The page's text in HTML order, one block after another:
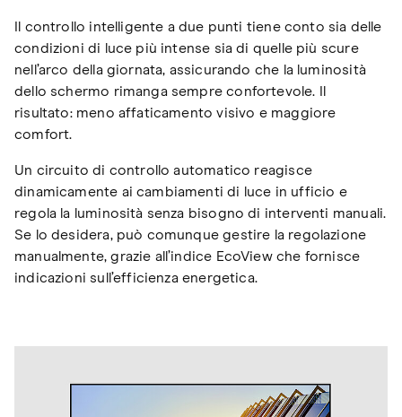
Il controllo intelligente a due punti tiene conto sia delle
condizioni di luce più intense sia di quelle più scure
nell’arco della giornata, assicurando che la luminosità
dello schermo rimanga sempre confortevole. Il
risultato: meno affaticamento visivo e maggiore
comfort.
Un circuito di controllo automatico reagisce
dinamicamente ai cambiamenti di luce in ufficio e
regola la luminosità senza bisogno di interventi manuali.
Se lo desidera, può comunque gestire la regolazione
manualmente, grazie all’indice EcoView che fornisce
indicazioni sull’efficienza energetica.